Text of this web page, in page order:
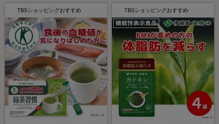
TBSショッピングおすすめ TBSショッピングおすすめ